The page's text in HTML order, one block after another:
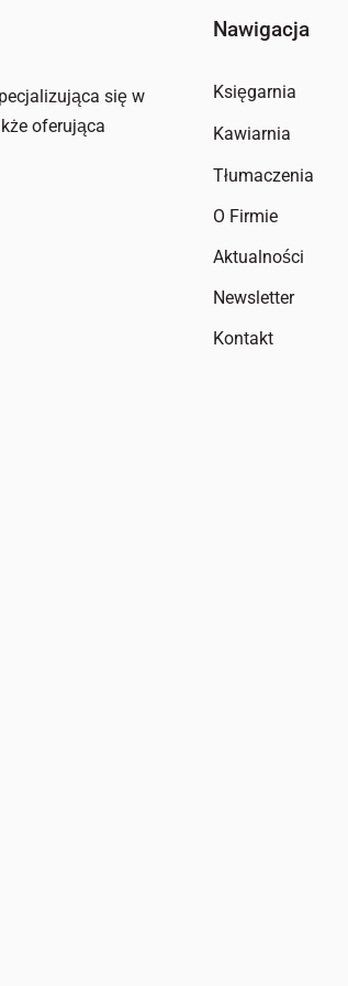
się w
oferująca
Nawigacja
Księgarnia
Kawiarnia
Tłumaczenia
O Firmie
Aktualności
Newsletter
Kontakt